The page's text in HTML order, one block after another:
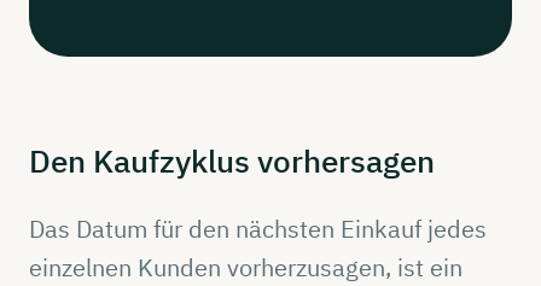
Den Kaufzyklus vorhersagen
Das Datum für den nächsten Einkauf jedes
einzelnen Kunden vorherzusagen, ist ein